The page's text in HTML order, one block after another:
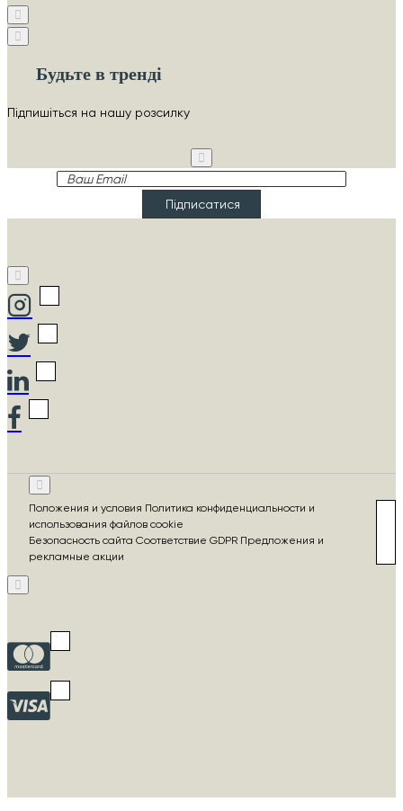
Будьте в тренді
Підпишіться на нашу розсилку
Ваш
Підписатися
Положения и условия Политика конфиденциальности и
использования файлов cookie
Безопасность сайта Соответствие GDPR Предложения и
рекламные акции